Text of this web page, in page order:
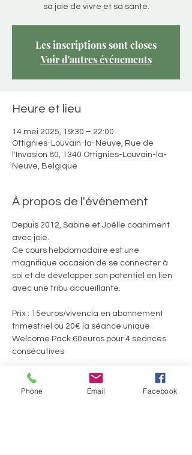
sa joie de vivre et sa santé.
Les inscriptions sont closes
Voir d'autres événements
Heure et lieu
14 mei 2025, 19:30 – 22:00
Ottignies-Louvain-la-Neuve, Rue de
l'Invasion 80, 1340 Ottignies-Louvain-la-
Neuve, Belgique
À propos de l'événement
Depuis 2012, Sabine et Joëlle coaniment
avec joie.
Ce cours hebdomadaire est une
magnifique occasion de se connecter à
soi et de développer son potentiel en lien
avec une tribu accueillante.
Prix : 15euros/vivencia en abonnement
trimestriel ou 20€ la séance unique
Welcome Pack 60euros pour 4 séances
consécutives
Ils.Elles témoignent :
En lire plus >
Phone Email Facebook